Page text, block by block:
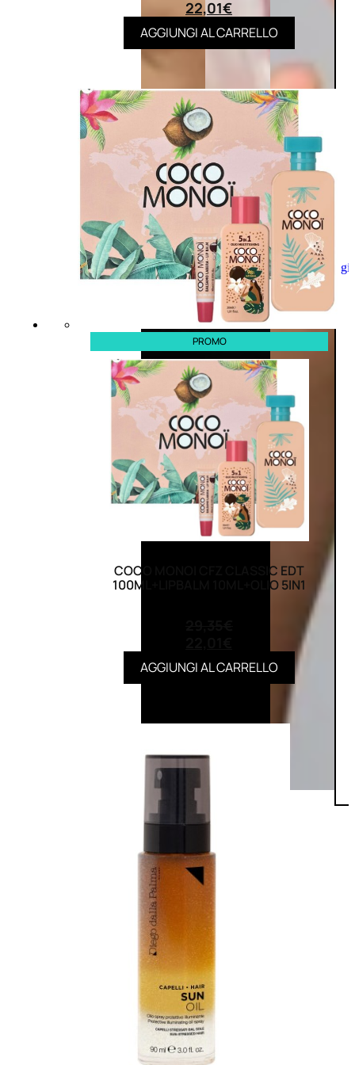
Aggiungi
al
22,01€
AGGIUNGI AL CARRELLO
PROMO
COCO MONOI CFZ CLASSIC EDT
100ML+LIPBALM 10ML+OLIO 5IN1
AGGIUNGI AL CARRELLO